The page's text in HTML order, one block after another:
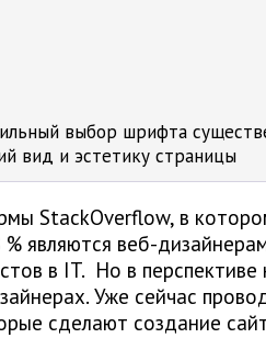
выбор шрифта
вид и эстетику страницы
StackOverflow, в
являются веб-
в IT. Но в
Уже сейчас
сделают создание